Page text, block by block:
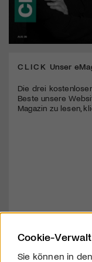
CLICK Unser
Die drei
Beste unsere
Magazin zu lesen,
Cookie-
Sie können in